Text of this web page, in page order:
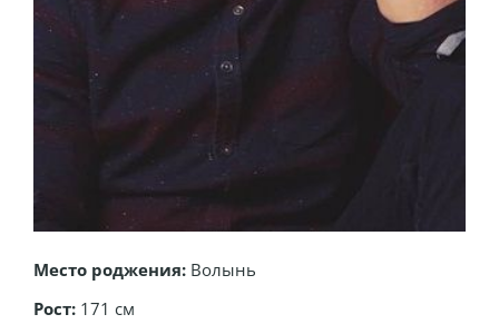
Место роджения: Волынь
Рост: 171 см